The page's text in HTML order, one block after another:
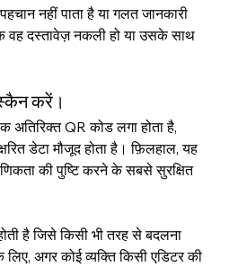
नहीं पाता है या गलत जानकारी
वह दस्तावेज़ नकली हो या उसके साथ
करें।
QR कोड लगा होता है,
डेटा मौजूद होता है। फ़िलहाल, यह
की पुष्टि करने के सबसे सुरक्षित
है जिसे किसी भी तरह से बदलना
अगर कोई व्यक्ति किसी एडिटर की